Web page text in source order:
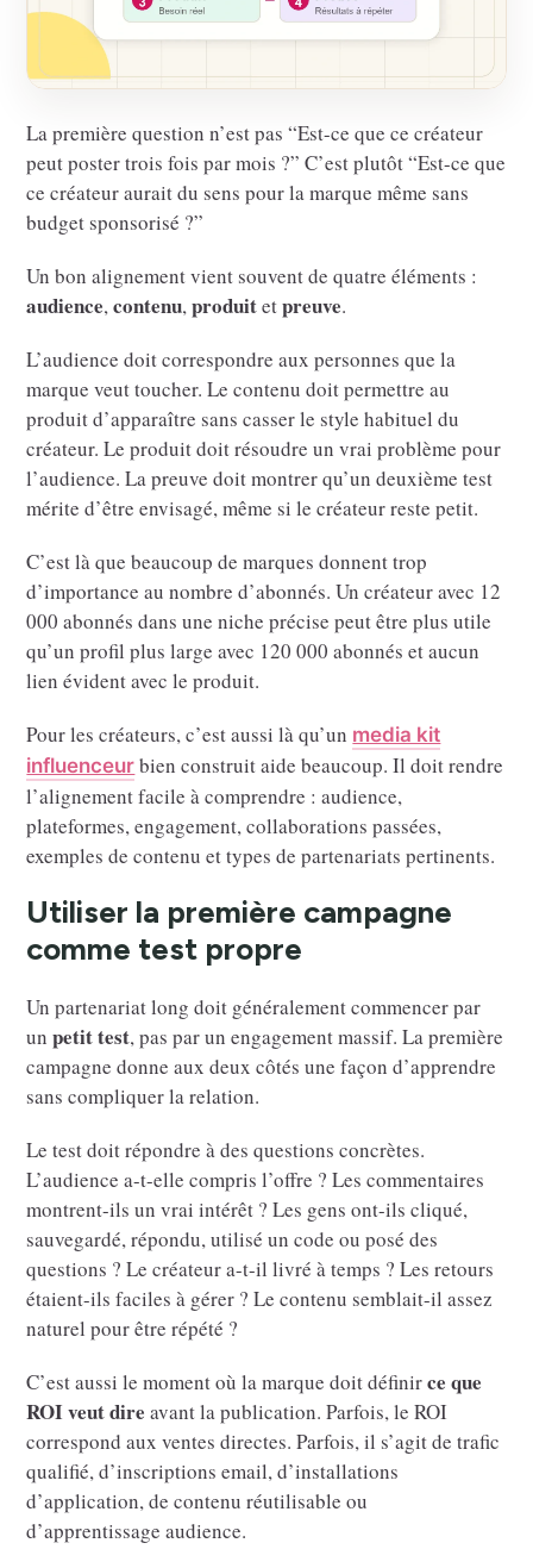
La première question n’est pas “Est-ce que ce créateur
peut poster trois fois par mois ?” C’est plutôt “Est-ce que
ce créateur aurait du sens pour la marque même sans
budget sponsorisé ?”
Un bon alignement vient souvent de quatre éléments :
audience,contenu,produitetpreuve.
L’audience doit correspondre aux personnes que la
marque veut toucher. Le contenu doit permettre au
produit d’apparaître sans casser le style habituel du
créateur. Le produit doit résoudre un vrai problème pour
l’audience. La preuve doit montrer qu’un deuxième test
mérite d’être envisagé, même si le créateur reste petit.
C’est là que beaucoup de marques donnent trop
d’importance au nombre d’abonnés. Un créateur avec 12
000 abonnés dans une niche précise peut être plus utile
qu’un profil plus large avec 120 000 abonnés et aucun
lien évident avec le produit.
Pour les créateurs, c’est aussi là qu’un media kit
influenceur bien construit aide beaucoup. Il doit rendre
l’alignement facile à comprendre : audience,
plateformes, engagement, collaborations passées,
exemples de contenu et types de partenariats pertinents.
Utiliser la première campagne
comme test propre
Un partenariat long doit généralement commencer par
unpetit test, pas par un engagement massif. La première
campagne donne aux deux côtés une façon d’apprendre
sans compliquer la relation.
Le test doit répondre à des questions concrètes.
L’audience a-t-elle compris l’offre ? Les commentaires
montrent-ils un vrai intérêt ? Les gens ont-ils cliqué,
sauvegardé, répondu, utilisé un code ou posé des
questions ? Le créateur a-t-il livré à temps ? Les retours
étaient-ils faciles à gérer ? Le contenu semblait-il assez
naturel pour être répété ?
C’est aussi le moment où la marque doit définirce que
ROI veut dire avant la publication. Parfois, le ROI
correspond aux ventes directes. Parfois, il s’agit de trafic
qualifié, d’inscriptions email, d’installations
d’application, de contenu réutilisable ou
d’apprentissage audience.